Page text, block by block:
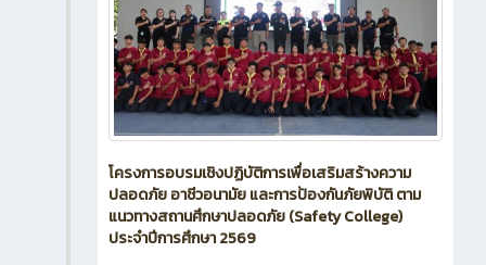
โครงการอบรมเชิงปฏิบัติการเพื่อเสริมสร้างความ
ปลอดภัย อาชีวอนามัย และการป้องกันภัยพิบัติ ตาม
แนวทางสถานศึกษาปลอดภัย (Safety College)